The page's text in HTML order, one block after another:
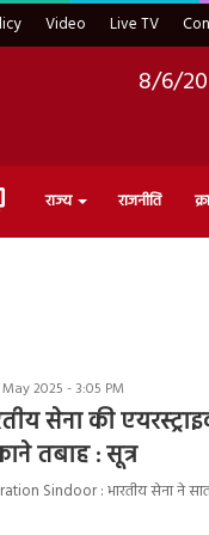
Video Live TV
8/6/
Live राज्य राजनीति
2025 - 3:05 PM
सेना की
तबाह : सूत्र
Sindoor : भारतीय सेना ने